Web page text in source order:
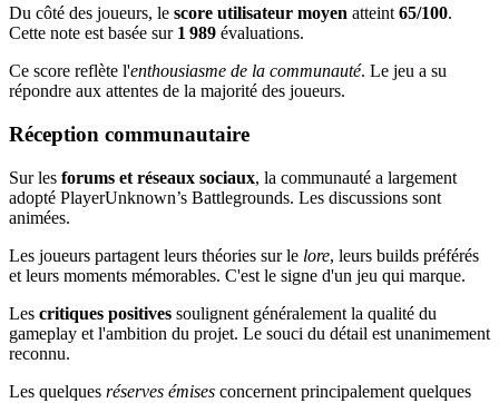
Du côté des joueurs, le score utilisateur moyen atteint 65/100.
Cette note est basée sur 1 989 évaluations.
Ce score reflète l'enthousiasme de la communauté. Le jeu a su
répondre aux attentes de la majorité des joueurs.
Réception communautaire
Sur les forums et réseaux sociaux, la communauté a largement
adopté PlayerUnknown’s Battlegrounds. Les discussions sont
animées.
Les joueurs partagent leurs théories sur le lore, leurs builds préférés
et leurs moments mémorables. C'est le signe d'un jeu qui marque.
Les critiques positives soulignent généralement la qualité du
gameplay et l'ambition du projet. Le souci du détail est unanimement
reconnu.
Les quelques réserves émises concernent principalement quelques